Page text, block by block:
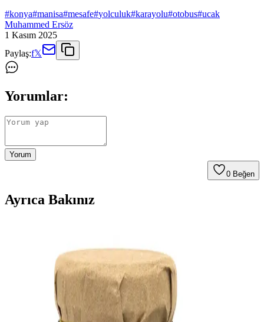
#konya#manisa#mesafe#yolculuk#karayolu#otobus#ucak
Muhammed Ersöz
1 Kasım 2025
Paylaş:f𝕏
Yorumlar:
Yorum
0 Beğen
Ayrıca Bakınız
Piyasa Durumu Analizi
Konya'daki un fiyatları, tarım maliyetleri, iklim ve piyasa
dinamikleriyle şekilleniyor. Güncel veriler ve ekonomik göstergeler
ışığında fiyat dalgalanmaları analiz ediliyor.
Konya Kıyma Fiyatları Güncel Durum ve Piyasa